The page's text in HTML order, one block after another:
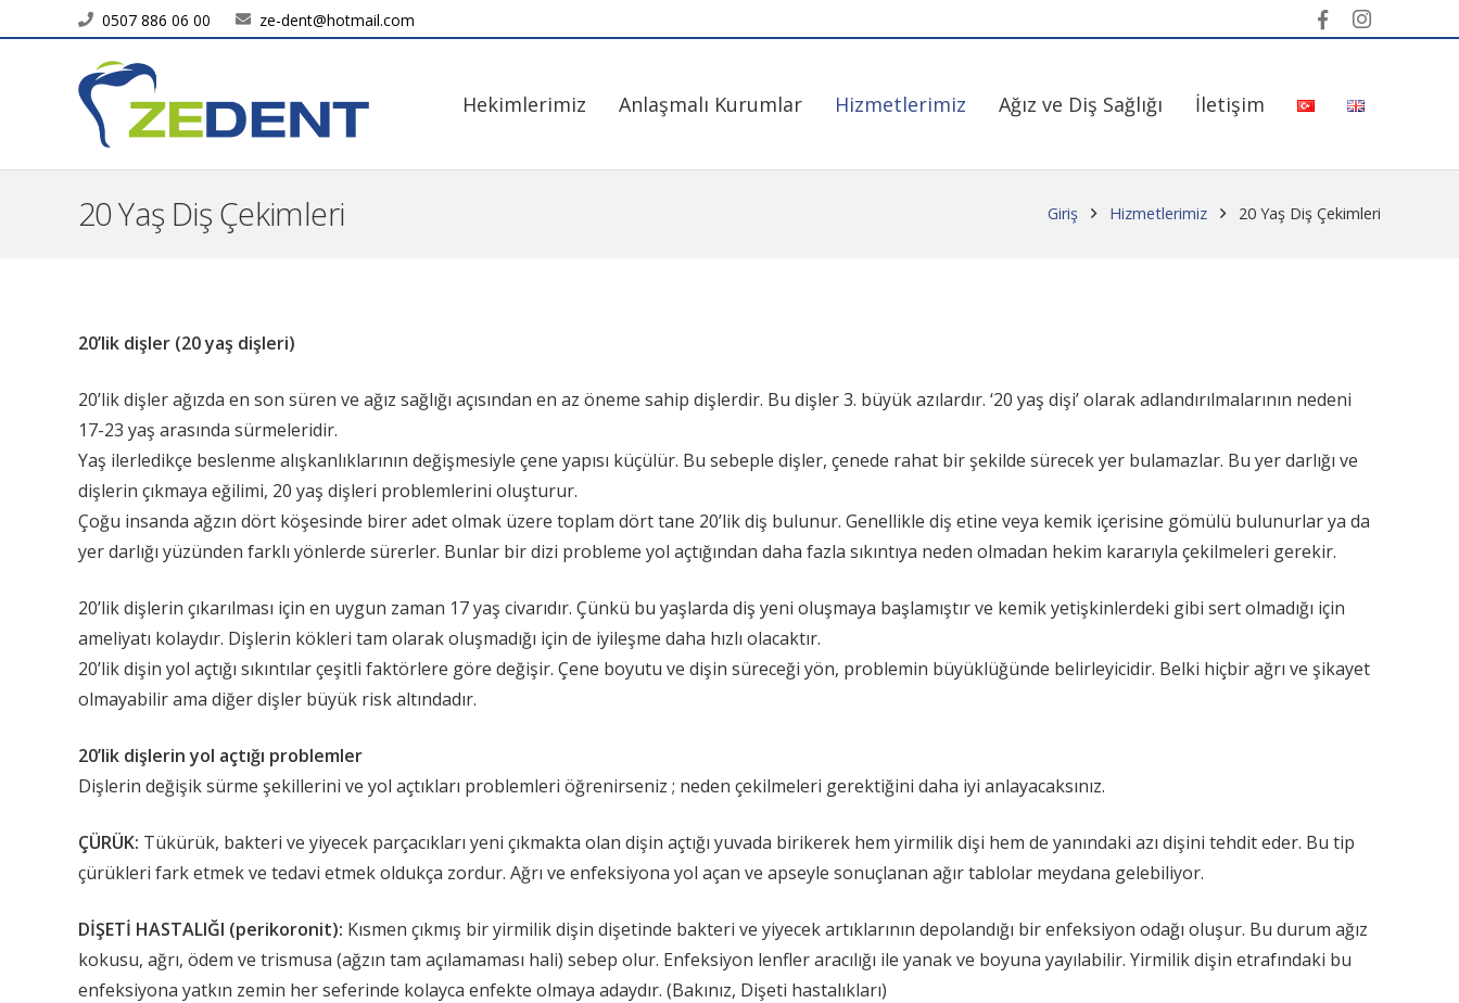
0507 886 06 00 ze-dent@hotmail.com
Hekimlerimiz Anlaşmalı Kurumlar Hizmetlerimiz Ağız ve Diş Sağlığı İletişim
20 Yaş Diş Çekimleri Giriş Hizmetlerimiz 20 Yaş Diş Çekimleri
20’lik dişler (20 yaş dişleri)
20’lik dişler ağızda en son süren ve ağız sağlığı açısından en az öneme sahip dişlerdir. Bu dişler 3. büyük azılardır. ‘20 yaş dişi’ olarak adlandırılmalarının nedeni
17-23 yaş arasında sürmeleridir.
Yaş ilerledikçe beslenme alışkanlıklarının değişmesiyle çene yapısı küçülür. Bu sebeple dişler, çenede rahat bir şekilde sürecek yer bulamazlar. Bu yer darlığı ve
dişlerin çıkmaya eğilimi, 20 yaş dişleri problemlerini oluşturur.
Çoğu insanda ağzın dört köşesinde birer adet olmak üzere toplam dört tane 20’lik diş bulunur. Genellikle diş etine veya kemik içerisine gömülü bulunurlar ya da
yer darlığı yüzünden farklı yönlerde sürerler. Bunlar bir dizi probleme yol açtığından daha fazla sıkıntıya neden olmadan hekim kararıyla çekilmeleri gerekir.
20’lik dişlerin çıkarılması için en uygun zaman 17 yaş civarıdır. Çünkü bu yaşlarda diş yeni oluşmaya başlamıştır ve kemik yetişkinlerdeki gibi sert olmadığı için
ameliyatı kolaydır. Dişlerin kökleri tam olarak oluşmadığı için de iyileşme daha hızlı olacaktır.
20’lik dişin yol açtığı sıkıntılar çeşitli faktörlere göre değişir. Çene boyutu ve dişin süreceği yön, problemin büyüklüğünde belirleyicidir. Belki hiçbir ağrı ve şikayet
olmayabilir ama diğer dişler büyük risk altındadır.
20’lik dişlerin yol açtığı problemler
Dişlerin değişik sürme şekillerini ve yol açtıkları problemleri öğrenirseniz ; neden çekilmeleri gerektiğini daha iyi anlayacaksınız.
ÇÜRÜK: Tükürük, bakteri ve yiyecek parçacıkları yeni çıkmakta olan dişin açtığı yuvada birikerek hem yirmilik dişi hem de yanındaki azı dişini tehdit eder. Bu tip
çürükleri fark etmek ve tedavi etmek oldukça zordur. Ağrı ve enfeksiyona yol açan ve apseyle sonuçlanan ağır tablolar meydana gelebiliyor.
DİŞETİ HASTALIĞI (perikoronit): Kısmen çıkmış bir yirmilik dişin dişetinde bakteri ve yiyecek artıklarının depolandığı bir enfeksiyon odağı oluşur. Bu durum ağız
kokusu, ağrı, ödem ve trismusa (ağzın tam açılamaması hali) sebep olur. Enfeksiyon lenfler aracılığı ile yanak ve boyuna yayılabilir. Yirmilik dişin etrafındaki bu
enfeksiyona yatkın zemin her seferinde kolayca enfekte olmaya adaydır. (Bakınız, Dişeti hastalıkları)